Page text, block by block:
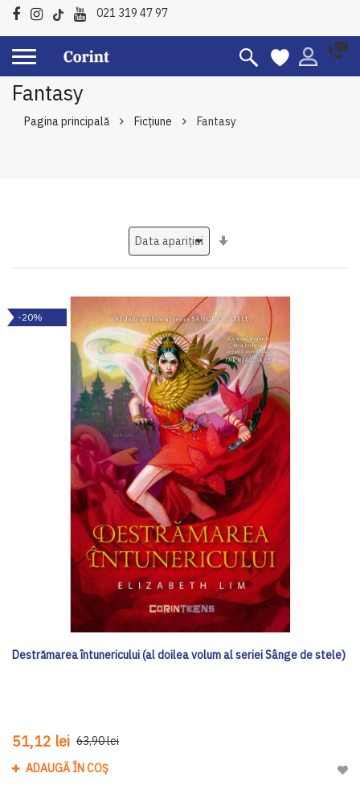
021 319 47 97
Fantasy
Pagina principală Ficțiune Fantasy
-20%
Destrămarea întunericului (al doilea volum al seriei Sânge de stele)
51,12 lei 63,90 lei
ADAUGĂ ÎN COȘ